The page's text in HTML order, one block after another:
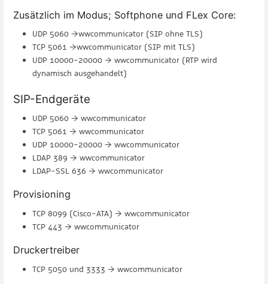
Zusätzlich im Modus; Softphone und FLex Core:
UDP 5060 →wwcommunicator (SIP ohne TLS)
TCP 5061 →wwcommunicator (SIP mit TLS)
UDP 10000-20000 → wwcommunicator (RTP wird
dynamisch ausgehandelt)
SIP-Endgeräte
UDP 5060 → wwcommunicator
TCP 5061 → wwcommunicator
UDP 10000-20000 → wwcommunicator
LDAP 389 → wwcommunicator
LDAP-SSL 636 → wwcommunicator
Provisioning
TCP 8099 (Cisco-ATA) → wwcommunicator
TCP 443 → wwcommunicator
Druckertreiber
TCP 5050 und 3333 → wwcommunicator